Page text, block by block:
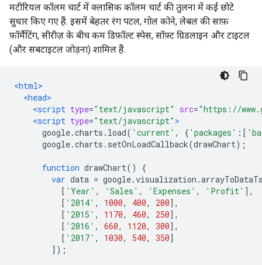
मटीरियल कॉलम चार्ट में क्लासिक कॉलम चार्ट की तुलना में कई छोटे
सुधार किए गए हैं. इसमें बेहतर रंग पटल, गोल कोने, लेबल की साफ़
फ़ॉर्मैटिंग, सीरीज़ के बीच कम डिफ़ॉल्ट स्पेस, सॉफ़्ट ग्रिडलाइन और टाइटल
(और सबटाइटल जोड़ना) शामिल हैं.
<html>
<head>
<script type="text/javascript" src="https://
<script type="text/javascript" >
google.charts . load( 'current' , { 'packages' :[
google.charts . setOnLoadCallback(drawChart);
function drawChart()
{
var data = google.visualization .
[ 'Year' , 'Sales' , 'Expenses' , 'Profit' ],
[ '2014' , 1000, 400, 200],
[ '2015' , 1170, 460, 250],
[ '2016' , 660, 1120, 300],
[ '2017' , 1030, 540, 350]
]);